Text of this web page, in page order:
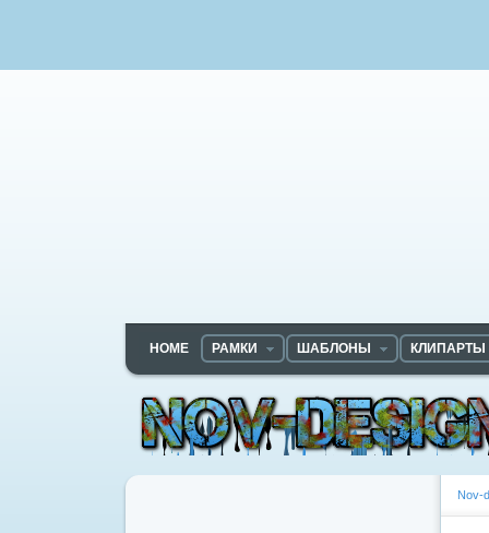
HOME РАМКИ ШАБЛОНЫ КЛИПАРТЫ
Nov-